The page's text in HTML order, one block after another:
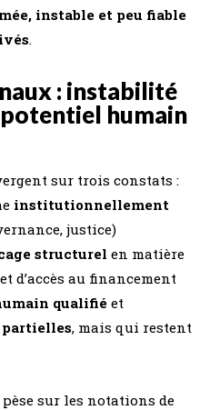
instable et peu fiable
.
: instabilité
humain
sur trois constats :
institutionnellement
justice)
structurel en matière
d’accès au financement
qualifié et
partielles, mais qui restent
sur les notations de